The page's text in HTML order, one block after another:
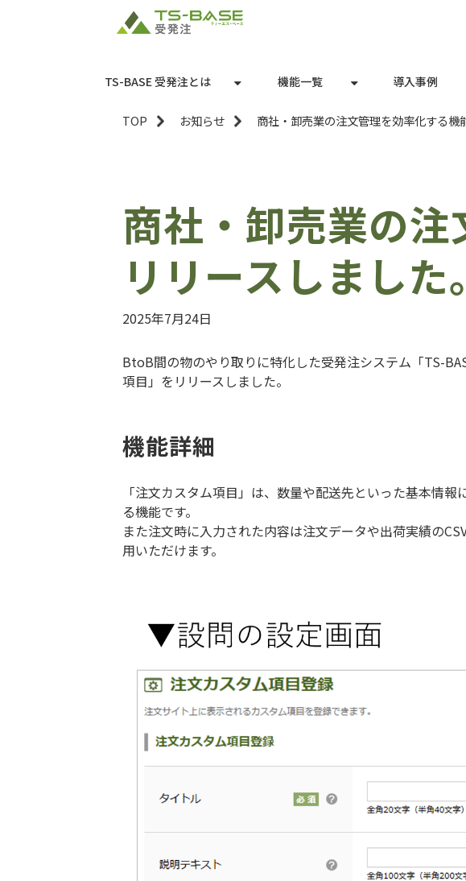
TS-BASE 受発注とは 機能一覧 導入事例
TOP お知らせ 商社・卸売業の注文管理を効率化する機
商社・卸売業の
リリースしました。
2025年7月24日
BtoB間の物のやり取りに特化した受発注システム「TS-
項目」をリリースしました。
機能詳細
「注文カスタム項目」は、数量や配送先といった基本情
る機能です。
また注文時に入力された内容は注文データや出荷実績の
用いただけます。